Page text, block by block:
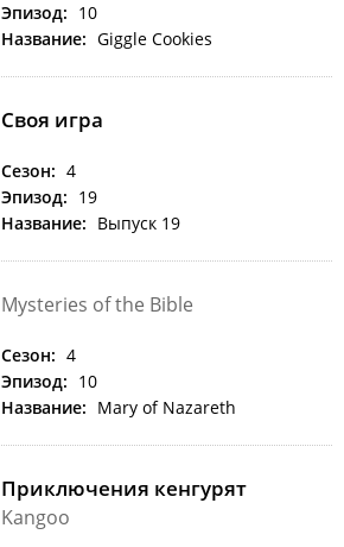
Эпизод: 10
Название: Giggle Cookies
Своя игра
Сезон: 4
Эпизод: 19
Название: Выпуск 19
Mysteries of the Bible
Сезон: 4
Эпизод: 10
Название: Mary of Nazareth
Приключения кенгурят
Kangoo